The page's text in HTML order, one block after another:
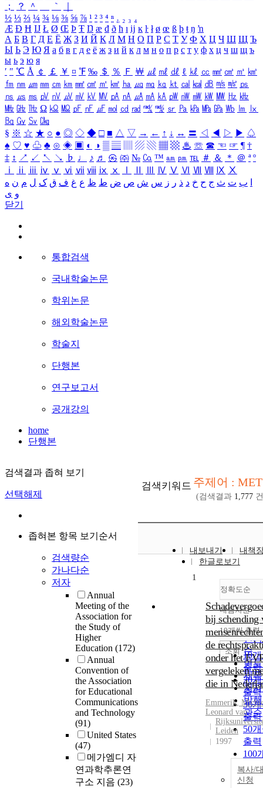
；
？ ＾ ｀
½ ⅓ ⅔ ¼ ¾ ⅛ ⅜ ⅝ ⅞ ¹ ² ³ ⁴ ⁿ ₁ ₂ ₃ ₄
Æ Ð Ħ Ĳ Ł Ø Œ Þ Ŧ Ŋ æ đ ð ħ ı ĳ ĸ ŀ ł ø œ ß þ ŧ ŋ ŉ
А Б В Г Д Е Ё Ж З И Й К Л М Н О П Р С Т У Ф Х Ц Ч Ш Щ Ъ
Ы Ь Э Ю Я а б в г д е ё ж з и й к л м н о п р с т у ф х ц ч ш щ ъ
ы ь э ю я
′ ″ ℃ Å ￠ ￡ ￥ ¤ ℉ ‰ ＄ ％ Ｆ ￦ ㎕ ㎖ ㎗ ℓ ㎘ ㏄ ㎣ ㎤ ㎥ ㎦
㎙ ㎚ ㎛ ㎜ ㎝ ㎞ ㎟ ㎠ ㎡ ㎢ ㏊ ㎍ ㎎ ㎏ ㏏ ㎈ ㎉ ㏈ ㎧ ㎨ ㎰
㎱ ㎲ ㎳ ㎴ ㎵ ㎶ ㎷ ㎸ ㎹ ㎀ ㎁ ㎂ ㎃ ㎄ ㎺ ㎻ ㎽ ㎾ ㎿ ㎐ ㎑
㎒ ㎓ ㎔ Ω ㏀ ㏁ ㎊ ㎋ ㎌ ㏖ ㏅ ㎭ ㎮ ㎯ ㏛ ㎩ ㎪ ㎫ ㎬ ㏝ ㏐
㏓
㏃ ㏉ ㏜ ㏆
§ ※ ☆ ★ ○ ● ◎ ◇ ◆ □ ■ △ ▽ → ← ↑ ↓ ↔ 〓 ◁ ◀ ▷ ▶ ♤
♠ ♡ ♥ ♧ ♣ ⊙ ◈ ▣ ◐ ◑ ▒ ▤ ▨ ▧ ▦ ▩ ♨ ☏ ☎ ☜ ☞ ¶ †
‡ ↕ ↗ ↙ ↖ ↘ ♭ ♩ ♪ ♬ ㉿ ㈜ № ㏇ ™ ㏂ ㏘ ℡ ＃ ＆ ＊ ＠ ª º
ⅰ
ⅱ ⅲ ⅳ ⅴ ⅵ ⅶ ⅷ ⅸ ⅹ Ⅳ Ⅴ Ⅵ Ⅶ Ⅷ Ⅸ Ⅹ
ب ت ث ج ح خ د ذ ر ز س ش ص ض ط ظ ع غ ف ق ک ل م ن ه
و ی
닫기
통합검색
국내학술논문
학위논문
해외학술논문
학술지
단행본
연구보고서
공개강의
home
단행본
검색결과 좁혀 보기
선택해제
좁혀본 항목 보기순서
검색량순
가나다순
저자
Annual
Meeting of the
Association for
the Study of
Higher
Education (172)
Annual
Convention of
the Association
for Educational
Communications
and Technology
(91)
United States
(47)
메가엠디 자
연과학추론연
구소 지음 (23)
검색키워드 주제어 : MET
(검색결과 1,777
내보내기
내책
한글로보기
정확도순
정
순
인
순
연
제
저
발
관순
내림차순
내
10개씩 출력
10
출력
20
출력
30
출력
50
출력
100
출력
조회
1
bij schending
de
onder het
vergeleken
die in
Emmerik,
Leonard van
Leiden
1997
복사/
신청